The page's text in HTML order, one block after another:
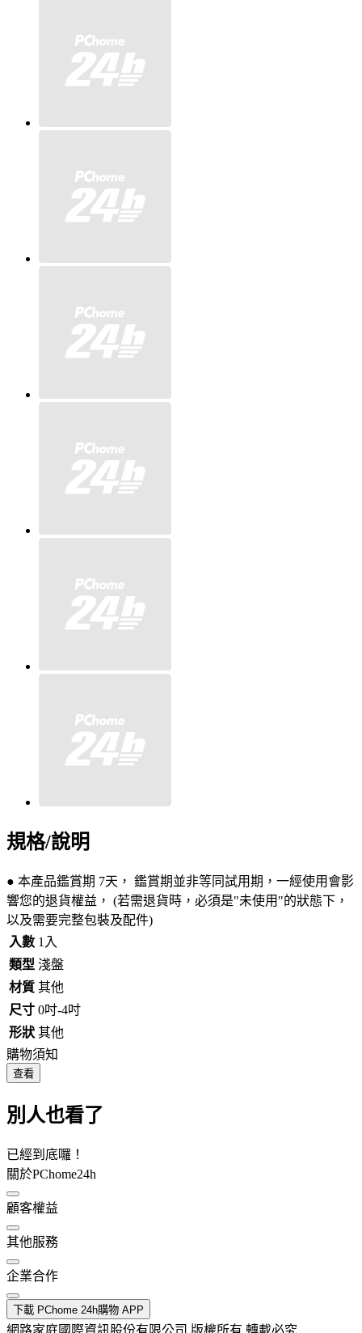
規格/說明
● 本產品鑑賞期 7天， 鑑賞期並非等同試用期，一經使用會影
響您的退貨權益， (若需退貨時，必須是"未使用"的狀態下，
以及需要完整包裝及配件)
入數 1入
類型 淺盤
材質 其他
尺寸 0吋-4吋
形狀 其他
購物須知
查看
別人也看了
已經到底囉！
關於PChome24h
顧客權益
其他服務
企業合作
下載 PChome 24h購物 APP
網路家庭國際資訊股份有限公司 版權所有 轉載必究